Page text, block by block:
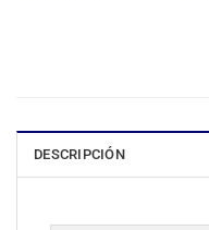
DESCRIPCIÓN